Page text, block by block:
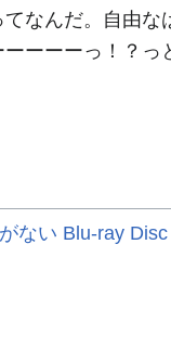
なんだ。自由な
ーーーっ！？っ
ない Blu-ray Disc